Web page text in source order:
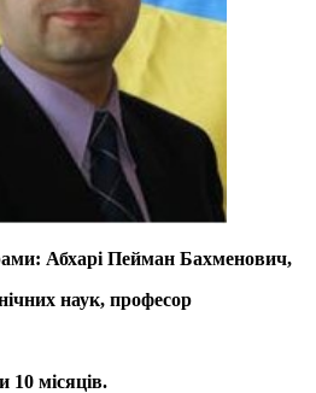
Абхарі Пейман Бахменович,
наук, професор
10 місяців.